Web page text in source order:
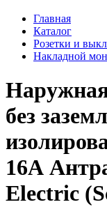
Главная
Каталог
Розетки и
Накладной
без
16А
Electric